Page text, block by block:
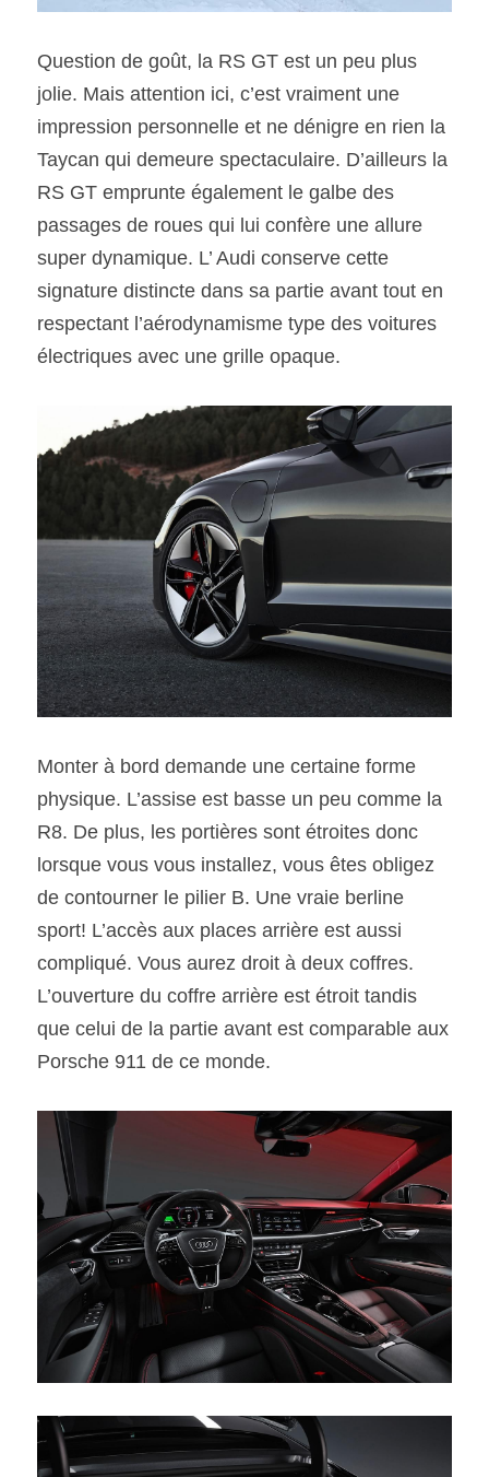
Question de goût, la RS GT est un peu plus
jolie. Mais attention ici, c’est vraiment une
impression personnelle et ne dénigre en rien la
Taycan qui demeure spectaculaire. D’ailleurs la
RS GT emprunte également le galbe des
passages de roues qui lui confère une allure
super dynamique. L’ Audi conserve cette
signature distincte dans sa partie avant tout en
respectant l’aérodynamisme type des voitures
électriques avec une grille opaque.
Monter à bord demande une certaine forme
physique. L’assise est basse un peu comme la
R8. De plus, les portières sont étroites donc
lorsque vous vous installez, vous êtes obligez
de contourner le pilier B. Une vraie berline
sport! L’accès aux places arrière est aussi
compliqué. Vous aurez droit à deux coffres.
L’ouverture du coffre arrière est étroit tandis
que celui de la partie avant est comparable aux
Porsche 911 de ce monde.